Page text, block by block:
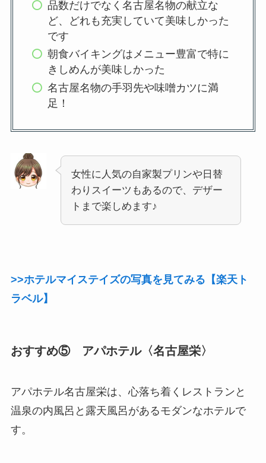
品数だけでなく名古屋名物の献立な
ど、どれも充実していて美味しかった
です
朝食バイキングはメニュー豊富で特に
きしめんが美味しかった
名古屋名物の手羽先や味噌カツに満
足！
女性に人気の自家製プリンや日替
わりスイーツもあるので、デザー
トまで楽しめます♪
>>ホテルマイステイズの写真を見てみる【楽天ト
ラベル】
おすすめ⑤ アパホテル〈名古屋栄〉
アパホテル名古屋栄は、心落ち着くレストランと
温泉の内風呂と露天風呂があるモダンなホテルで
す。